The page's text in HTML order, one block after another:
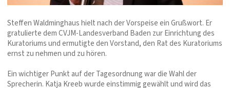
Steffen Waldminghaus hielt nach der Vorspeise ein Grußwort. Er
gratulierte dem CVJM-Landesverband Baden zur Einrichtung des
Kuratoriums und ermutigte den Vorstand, den Rat des Kuratoriums
ernst zu nehmen und zu hören.
Ein wichtiger Punkt auf der Tagesordnung war die Wahl der
Sprecherin. Katja Kreeb wurde einstimmig gewählt und wird das